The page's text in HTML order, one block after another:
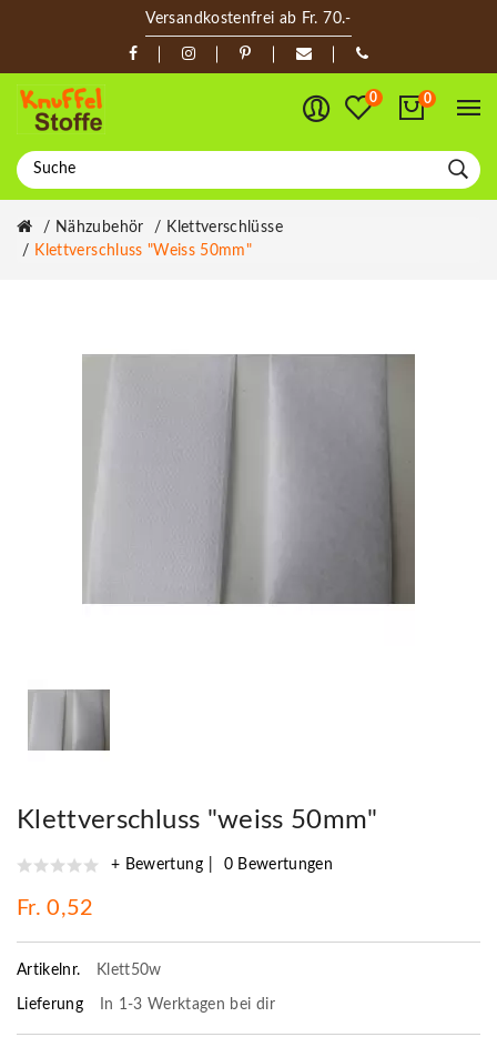
Versandkostenfrei ab Fr. 70.-
0 0
Nähzubehör
Klettverschlüsse
Klettverschluss "weiss 50mm"
Klettverschluss "weiss 50mm"
+ Bewertung 0 Bewertungen
Fr. 0,52
Artikelnr. Klett50w
Lieferung In 1-3 Werktagen bei dir